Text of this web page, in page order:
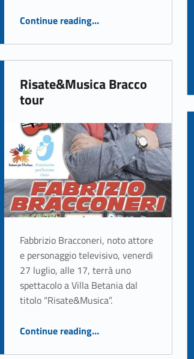
Continue reading“Il Sacro Cuore di Alcamo in visita a Villa Betania”
…
Risate&Musica Bracco
tour
Fabbrizio Bracconeri, noto attore
e personaggio televisivo, venerdi
27 luglio, alle 17, terrà uno
spettacolo a Villa Betania dal
titolo “Risate&Musica”.
Continue reading…